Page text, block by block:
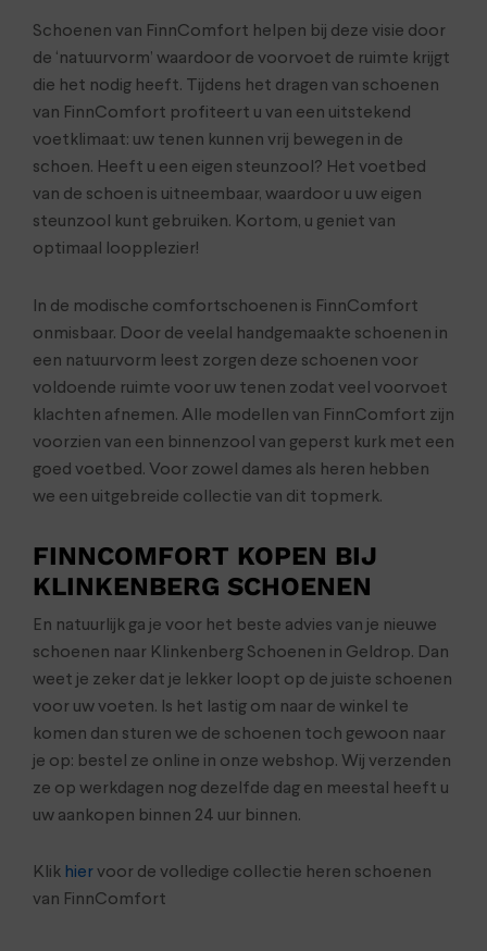
Schoenen van FinnComfort helpen bij deze visie door
de ‘natuurvorm’ waardoor de voorvoet de ruimte krijgt
die het nodig heeft. Tijdens het dragen van schoenen
van FinnComfort profiteert u van een uitstekend
voetklimaat: uw tenen kunnen vrij bewegen in de
schoen. Heeft u een eigen steunzool? Het voetbed
van de schoen is uitneembaar, waardoor u uw eigen
steunzool kunt gebruiken. Kortom, u geniet van
optimaal loopplezier!
In de modische comfortschoenen is FinnComfort
onmisbaar. Door de veelal handgemaakte schoenen in
een natuurvorm leest zorgen deze schoenen voor
voldoende ruimte voor uw tenen zodat veel voorvoet
klachten afnemen. Alle modellen van FinnComfort zijn
voorzien van een binnenzool van geperst kurk met een
goed voetbed. Voor zowel dames als heren hebben
we een uitgebreide collectie van dit topmerk.
FINNCOMFORT KOPEN BIJ
KLINKENBERG SCHOENEN
En natuurlijk ga je voor het beste advies van je nieuwe
schoenen naar Klinkenberg Schoenen in Geldrop. Dan
weet je zeker dat je lekker loopt op de juiste schoenen
voor uw voeten. Is het lastig om naar de winkel te
komen dan sturen we de schoenen toch gewoon naar
je op: bestel ze online in onze webshop. Wij verzenden
ze op werkdagen nog dezelfde dag en meestal heeft u
uw aankopen binnen 24 uur binnen.
Klik hiervoor de volledige collectie heren schoenen
van FinnComfort